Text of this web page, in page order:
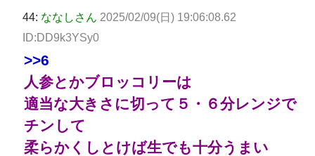
44: ななしさん 2025/02/09(日) 19:06:08.62
ID:DD9k3YSy0
>>6
人参とかブロッコリーは
適当な大きさに切って５・６分レンジで
チンして
柔らかくしとけば生でも十分うまい